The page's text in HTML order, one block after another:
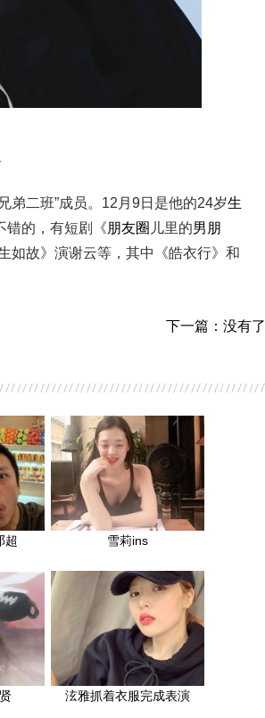
弟二班”成员。12月9日是他的24岁生
错的，有短剧《朋友圈 儿里的男朋
如故》演谢云等，其中《皓衣行》和
下一篇：没有了
超 雪莉ins
泫雅抓着衣服完成表演